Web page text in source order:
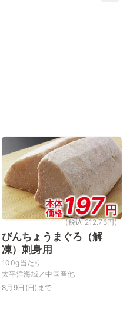
本体
価格197 円
(税込 212.76円)
びんちょうまぐろ（解
凍）刺身用
100g当たり
太平洋海域／中国産他
8月9日(日)まで